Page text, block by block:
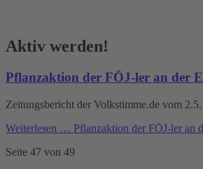
Aktiv werden!
Pflanzaktion der FÖJ-ler an der
Zeitungsbericht der Volkstimme.de vom
Weiterlesen … Pflanzaktion der FÖJ-ler an
Seite 47 von 49